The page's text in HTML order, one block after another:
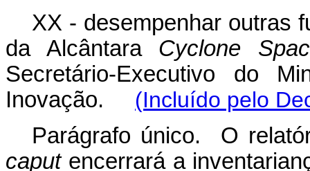
XX - desempenhar outras
da Alcântara Cyclone
Secretário-Executivo do
Inovação. (Incluído pelo
Parágrafo único. O
caputencerrará a